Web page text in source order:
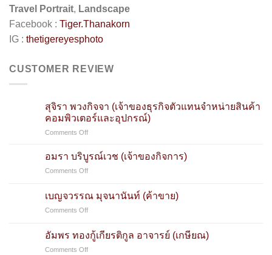
Travel Portrait, Landscape
Facebook : Tiger.Thanakorn
IG : thetigereyesphoto
CUSTOMER REVIEW
สุจิรา พวงกิจจา (เจ้าของธุรกิจตัวแทนจำหน่ายสินค้า
คอมพิวเตอร์และอุปกรณ์)
Comments Offon
พวง
ธุรกิจ
ตัวแทน
คอมพิวเตอร์
อมรา บริบูรณ์เวช (เจ้าของกิจการ)
Comments Offon
เวช
(เจ้าของ
เบญจวรรณ มุจนานันท์ (ค้าขาย)
Comments Offon
จนา
นันท์
อัมพร ทองกู้เกียรติกูล อาจารย์ (เกษียณ)
Comments Offon